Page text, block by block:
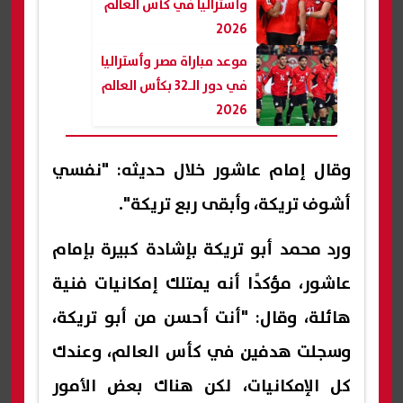
وأستراليا في كأس العالم
2026
موعد مباراة مصر وأستراليا
في دور الـ32 بكأس العالم
2026
وقال إمام عاشور خلال حديثه: "نفسي
أشوف تريكة، وأبقى ربع تريكة".
ورد محمد أبو تريكة بإشادة كبيرة بإمام
عاشور، مؤكدًا أنه يمتلك إمكانيات فنية
هائلة، وقال: "أنت أحسن من أبو تريكة،
وسجلت هدفين في كأس العالم، وعندك
كل الإمكانيات، لكن هناك بعض الأمور